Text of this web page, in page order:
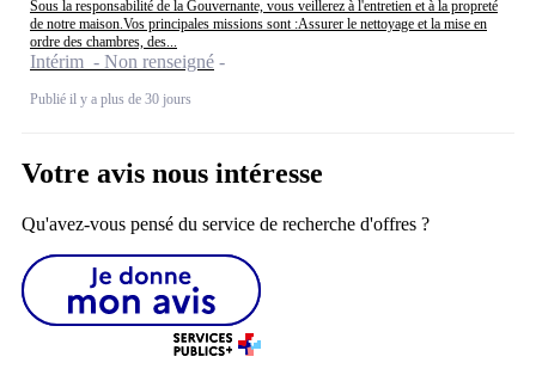
Sous la responsabilité de la Gouvernante, vous veillerez à l'entretien et à la propreté
de notre maison.Vos principales missions sont :Assurer le nettoyage et la mise en
ordre des chambres, des...
Intérim - Non renseigné
Publié il y a plus de 30 jours
Votre avis nous intéresse
Qu'avez-vous pensé du service de recherche d'offres ?